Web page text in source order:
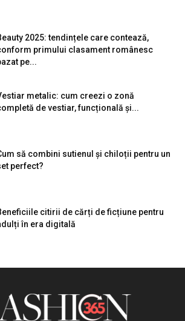
2025: tendințele care contează,
primului clasament românesc
pe...
metalic: cum creezi o zonă
de vestiar, funcțională și...
să combini sutienul și chiloții pentru un
perfect?
citirii de cărți de ficțiune pentru
în era digitală